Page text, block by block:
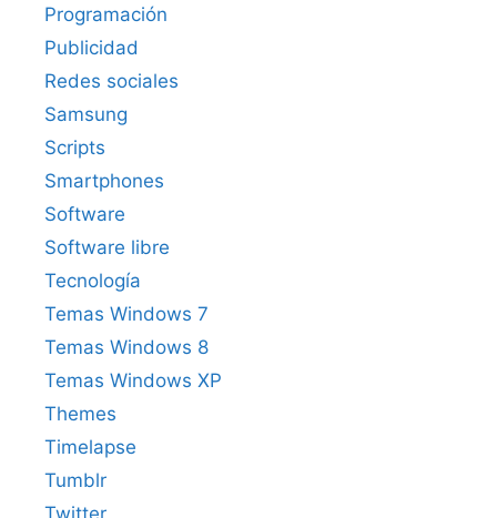
Programación
Publicidad
Redes sociales
Samsung
Scripts
Smartphones
Software
Software libre
Tecnología
Temas Windows 7
Temas Windows 8
Temas Windows XP
Themes
Timelapse
Tumblr